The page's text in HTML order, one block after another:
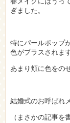
ぎました。
特にパールポップ
色がプラスされます
あまり頬に色をの
結婚式のお呼ばれ
（まさかの記事を